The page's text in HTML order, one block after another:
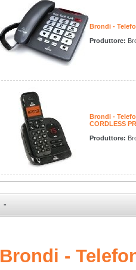
Brondi -
Produttore:
Brondi -
CORDLESS
Produttore:
-
Brondi -